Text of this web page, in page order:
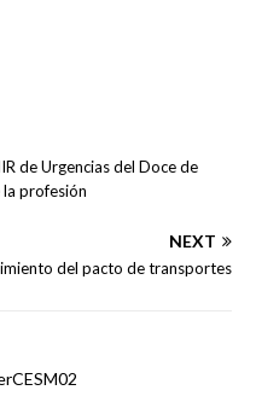
de Urgencias del Doce de
profesión
NEXT
del pacto de transportes